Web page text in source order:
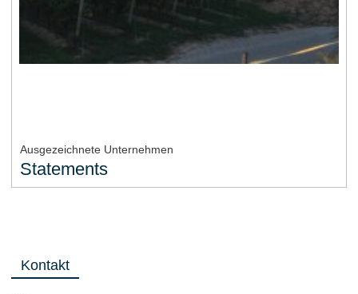
Ausgezeichnete Unternehmen
Statements
Kontakt